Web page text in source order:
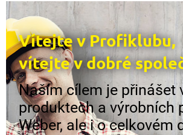
Vítejte v Profiklubu,
vítejte v dobré
Naším cílem je přinášet
produktech a výrobních
Weber, ale i o celkovém